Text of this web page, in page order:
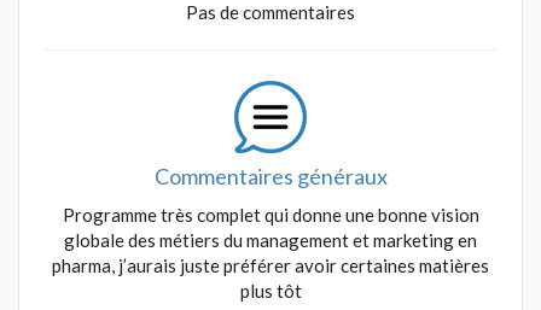
Pas de commentaires
Commentaires généraux
Programme très complet qui donne une bonne vision
globale des métiers du management et marketing en
pharma, j’aurais juste préférer avoir certaines matières
plus tôt